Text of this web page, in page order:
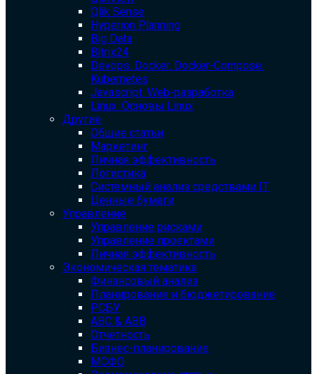
Qlik Sense
Hyperion Planning
Big Data
Bitrix24
Devops. Docker. Docker-Compose.
Kubernetes
Javascript. Web-разработка
Linux. Основы Linux
Другие
Общие статьи
Маркетинг
Личная эффективность
Логистика
Системный анализ средствами IT
Ценные бумаги
Управление
Управление рисками
Управление проектами
Личная эффективность
Экономическая тематика
Финансовый анализ
Планирование и бюджетирование
РСБУ
ABC & ABB
Отчетность
Бизнес-планирование
МСФО